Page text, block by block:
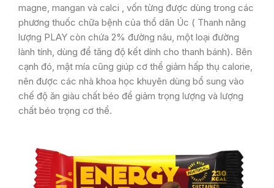
magne, mangan và calci , vốn từng được dùng trong các
phương thuốc chữa bệnh của thổ dân Úc ( Thanh năng
lượng PLAY còn chứa 2% đường nâu, một loại đường
lành tính, dùng để tăng độ kết dính cho thanh bánh). Bên
cạnh đó, mật mía cũng giúp cơ thể giảm hấp thụ calorie,
nên được các nhà khoa học khuyên dùng bổ sung vào
chế độ ăn giàu chất béo để giảm trọng lượng và lượng
chất béo trọng cơ thể.